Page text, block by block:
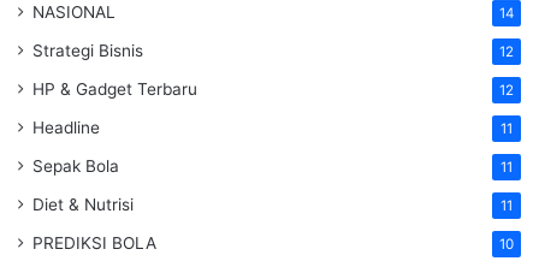
NASIONAL 14
Strategi Bisnis 12
HP & Gadget Terbaru 12
Headline 11
Sepak Bola 11
Diet & Nutrisi 11
PREDIKSI BOLA 10